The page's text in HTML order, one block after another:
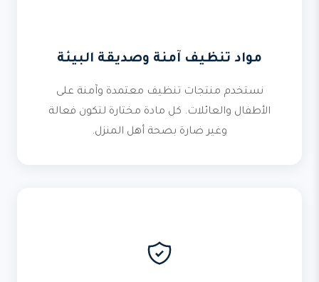
مواد تنظيف آمنة وصديقة البيئة
نستخدم منتجات تنظيف معتمدة وآمنة على
الأطفال والعائلات. كل مادة مختارة لتكون فعالة
وغير ضارة بصحة أهل المنزل.